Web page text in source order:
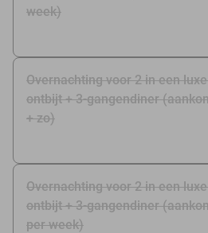
week)
Overnachting voor 2 in een
ontbijt + 3-gangendiner
+ zo)
Overnachting voor 2 in een
ontbijt + 3-gangendiner
per week)